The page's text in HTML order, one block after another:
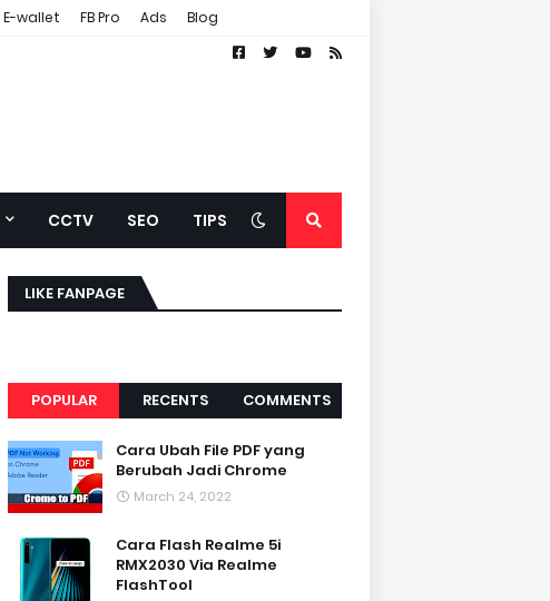
E-wallet FB Pro Ads Blog
CCTV SEO TIPS
LIKE FANPAGE
POPULAR RECENTS COMMENTS
Cara Ubah File PDF yang
Berubah Jadi Chrome
March 24, 2022
Cara Flash Realme 5i
RMX2030 Via Realme
FlashTool